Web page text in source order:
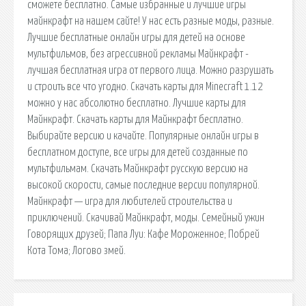
сможете бесплатно. Самые избранные и лучшие игры
майнкрафт на нашем сайте! У нас есть разные моды, разные.
Лучшие бесплатные онлайн игры для детей на основе
мультфильмов, без агрессивной рекламы Майнкрафт -
лучшая бесплатная игра от первого лица. Можно разрушать
и строить все что угодно. Скачать карты для Minecraft 1.12
можно у нас абсолютно бесплатно. Лучшие карты для
Майнкрафт. Скачать карты для Майнкрафт бесплатно.
Выбирайте версию и качайте. Популярные онлайн игры в
бесплатном доступе, все игры для детей созданные по
мультфильмам. Скачать Майнкрафт русскую версию на
высокой скорости, самые последние версии популярной.
Майнкрафт — игра для любителей строительства и
приключений. Скачивай Майнкрафт, моды. Семейный ужин
Говорящих друзей; Папа Луи: Кафе Мороженное; Побрей
Кота Тома; Логово змей.